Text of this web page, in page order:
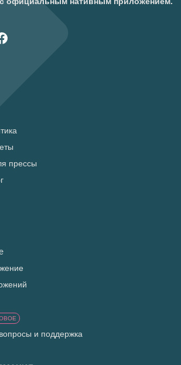
прессы
и поддержка